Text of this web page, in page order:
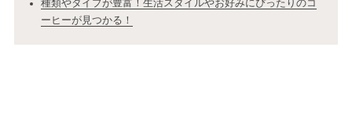
種類やタイプが豊富！生活スタイルやお好みにぴったりのコ
ーヒーが見つかる！